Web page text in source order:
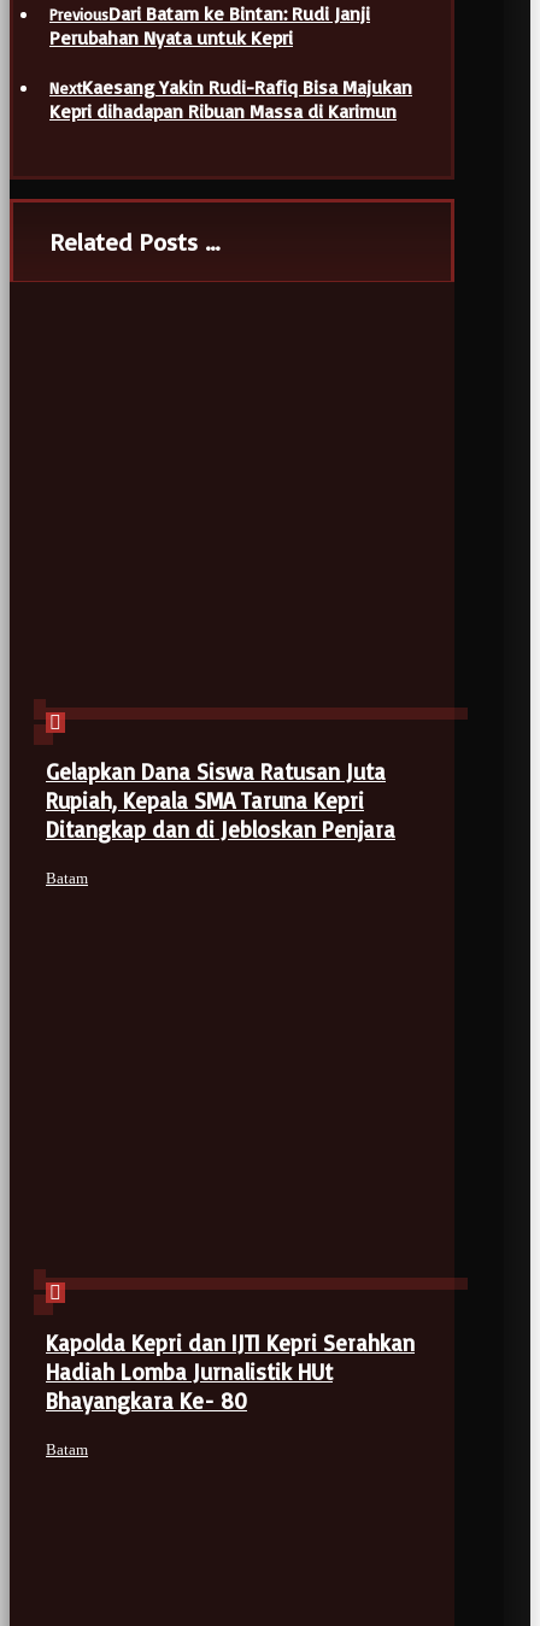
PreviousDari Batam ke Bintan: Rudi Janji
Perubahan Nyata untuk Kepri
NextKaesang Yakin Rudi-Rafiq Bisa Majukan
Kepri dihadapan Ribuan Massa di Karimun
Related Posts ...
Gelapkan Dana Siswa Ratusan Juta
Rupiah, Kepala SMA Taruna Kepri
Ditangkap dan di Jebloskan Penjara
Batam
Kapolda Kepri dan IJTI Kepri Serahkan
Hadiah Lomba Jurnalistik HUt
Bhayangkara Ke- 80
Batam